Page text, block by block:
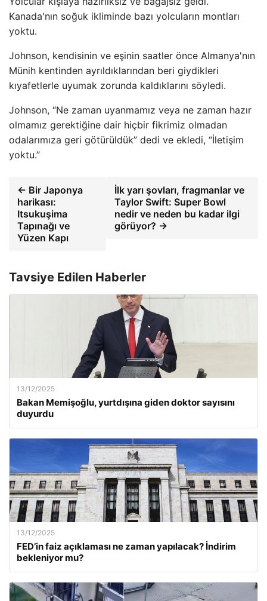
Kanada'nın soğuk ikliminde bazı yolcuların montları
yoktu.
Johnson, kendisinin ve eşinin saatler önce Almanya'nın
Münih kentinden ayrıldıklarından beri giydikleri
kıyafetlerle uyumak zorunda kaldıklarını söyledi.
Johnson, “Ne zaman uyanmamız veya ne zaman hazır
olmamız gerektiğine dair hiçbir fikrimiz olmadan
odalarımıza geri götürüldük” dedi ve ekledi, “İletişim
yoktu.”
← Bir Japonya
harikası:
Itsukuşima
Tapınağı ve
Yüzen Kapı
İlk yarı şovları, fragmanlar ve
Taylor Swift: Super Bowl
nedir ve neden bu kadar ilgi
görüyor? →
Tavsiye Edilen Haberler
13/12/2025
Bakan Memişoğlu, yurtdışına giden doktor sayısını
duyurdu
13/12/2025
FED’in faiz açıklaması ne zaman yapılacak? İndirim
bekleniyor mu?